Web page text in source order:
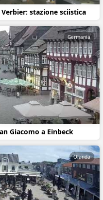
stazione sciistica
Giacomo a Einbeck
Germania
Olanda